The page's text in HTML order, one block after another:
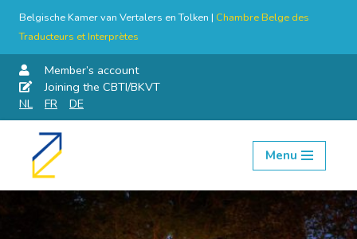
Belgische Kamer van Vertalers en Tolken | Chambre Belge des
Traducteurs et Interprètes
Member’s account
Joining the CBTI/BKVT
NL
FR DE
Skip
Menu